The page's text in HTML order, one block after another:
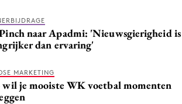
naar Apadmi: 'Nieuwsgierigheid is
dan ervaring'
MARKETING
wil je mooiste WK voetbal momenten